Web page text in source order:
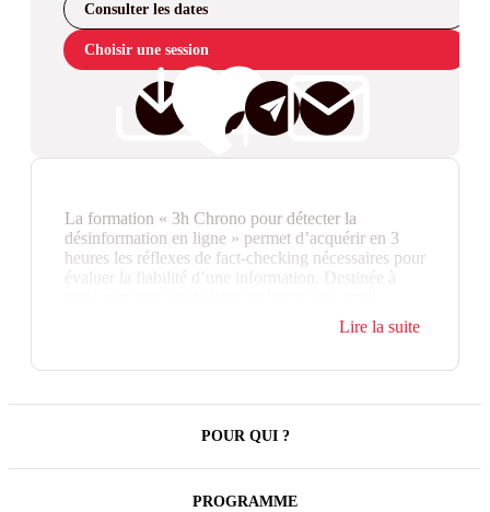
Consulter les dates
Choisir une session
La formation « 3h Chrono pour détecter la
désinformation en ligne » permet d’acquérir en 3
heures les réflexes de fact-checking nécessaires pour
évaluer la fiabilité d’une information. Destinée à
critique, elle apprend à comprendre les mécanismes
de désinformation, repérer les fausses informations,
avant de partager un contenu.
Lire la suite
POUR QUI ?
PROGRAMME